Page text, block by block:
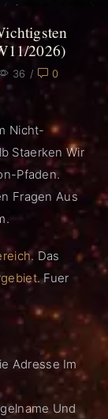
2026)
36 / 0
Nicht-
Staerken Wir
Pfaden.
Fragen Aus
. Das
. Fuer
Adresse Im
Und